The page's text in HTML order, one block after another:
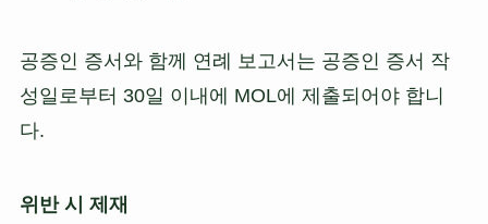
공증인 증서와 함께 연례 보고서는 공증인 증서 작
성일로부터 30일 이내에 MOL에 제출되어야 합니
다.
위반 시 제재